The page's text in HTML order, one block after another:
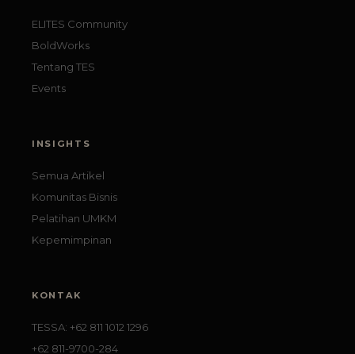
ELITES Community
BoldWorks
Tentang TES
Events
INSIGHTS
Semua Artikel
Komunitas Bisnis
Pelatihan UMKM
Kepemimpinan
KONTAK
TESSA: +62 811 1012 1296
+62 811-9700-284